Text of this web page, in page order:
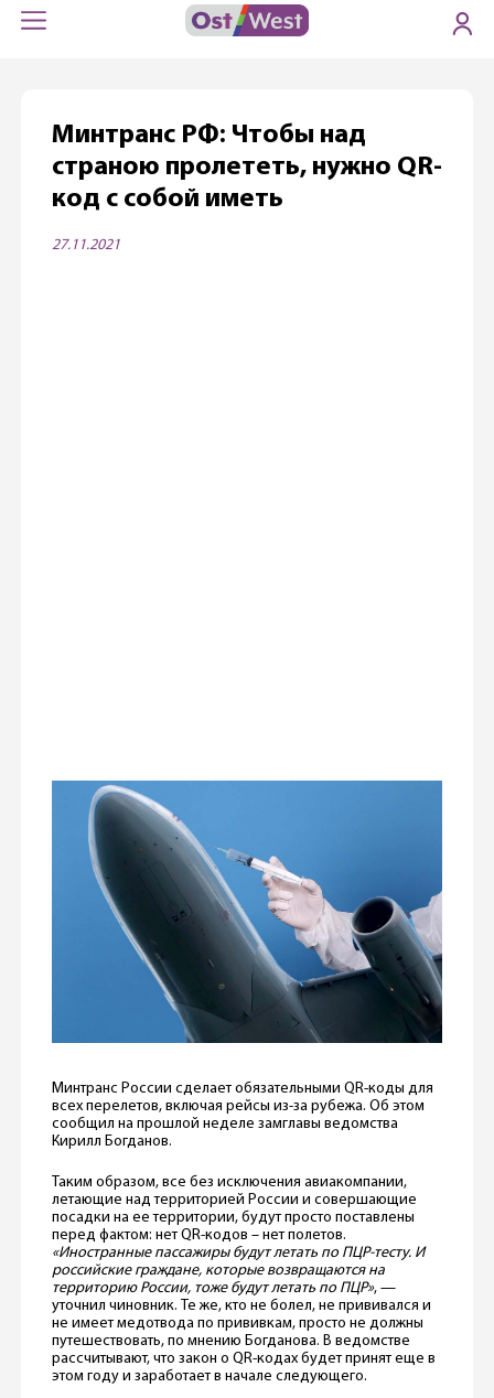
Минтранс РФ: Чтобы над
страною пролететь, нужно QR-
код с собой иметь
27.11.2021
Минтранс России сделает обязательными QR-коды для
всех перелетов, включая рейсы из-за рубежа. Об этом
сообщил на прошлой неделе замглавы ведомства
Кирилл Богданов.
Таким образом, все без исключения авиакомпании,
летающие над территорией России и совершающие
посадки на ее территории, будут просто поставлены
перед фактом: нет QR-кодов – нет полетов.
«Иностранные пассажиры будут летать по ПЦР-тесту. И
российские граждане, которые возвращаются на
территорию России, тоже будут летать по ПЦР», —
уточнил чиновник. Те же, кто не болел, не прививался и
не имеет медотвода по прививкам, просто не должны
путешествовать, по мнению Богданова. В ведомстве
рассчитывают, что закон о QR-кодах будет принят еще в
этом году и заработает в начале следующего.